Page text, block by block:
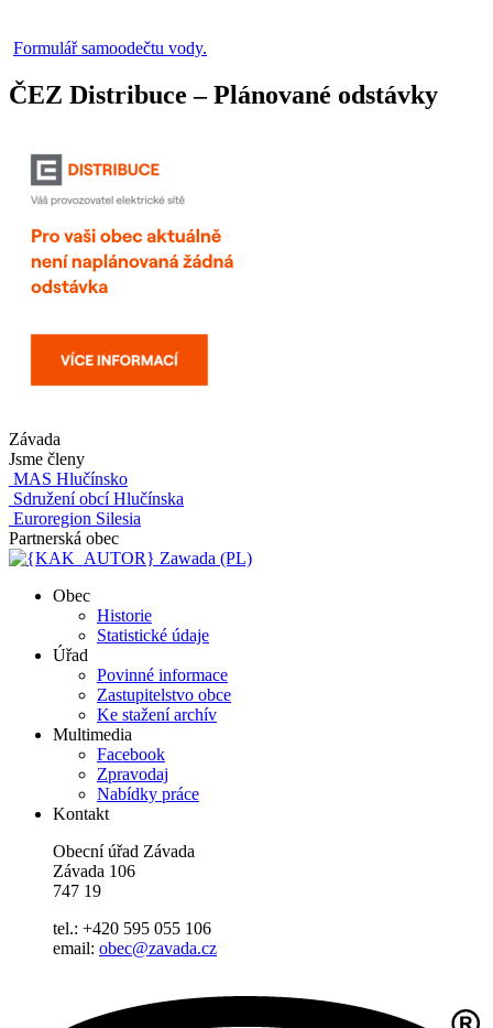
Formulář samoodečtu vody.
ČEZ Distribuce – Plánované odstávky
Závada
Jsme členy
MAS Hlučínsko
Sdružení obcí Hlučínska
Euroregion Silesia
Partnerská obec
Zawada (PL)
Obec
Historie
Statistické údaje
Úřad
Povinné informace
Zastupitelstvo obce
Ke stažení archív
Multimedia
Facebook
Zpravodaj
Nabídky práce
Kontakt
Obecní úřad Závada
Závada 106
747 19
tel.: +420 595 055 106
email: obec@zavada.cz